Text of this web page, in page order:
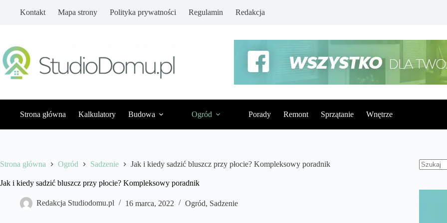
Kontakt Mapa strony Polityka prywatności Regulamin Redakcja
Strona główna Kalkulatory Budowa Ogród Porady Remont Sprzątanie Wnętrze
Strona główna Ogród Sadzenie Jak i kiedy sadzić bluszcz przy płocie? Kompleksowy poradnik
Jak i kiedy sadzić bluszcz przy płocie? Kompleksowy poradnik
Redakcja Studiodomu.pl 16 marca, 2022 Ogród, Sadzenie